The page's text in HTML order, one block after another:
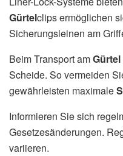
Gürtelclips ermöglichen
Sicherungsleinen am
Beim Transport amGürtel
Scheide. So vermeiden
gewährleisten maximale
Informieren Sie sich
Gesetzesänderungen.
variieren.